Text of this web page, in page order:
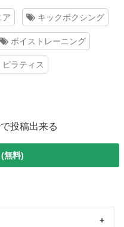
ア キックボクシング
ボイストレーニング
ピラティス
投稿出来る
無料)